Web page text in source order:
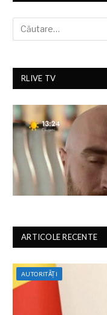
RLIVE TV
ARTICOLE RECENTE
AUTORITĂȚI